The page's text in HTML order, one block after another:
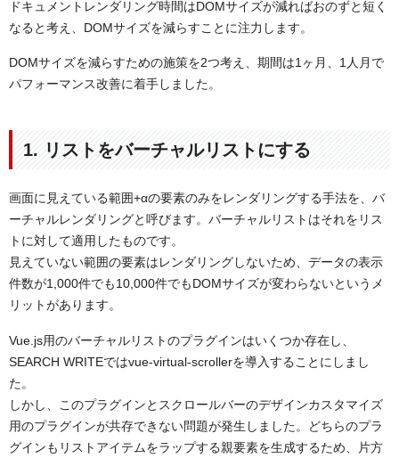
ドキュメントレンダリング時間はDOMサイズが減ればおのずと短く
なると考え、DOMサイズを減らすことに注力します。
DOMサイズを減らすための施策を2つ考え、期間は1ヶ月、1人月で
パフォーマンス改善に着手しました。
1. リストをバーチャルリストにする
画面に見えている範囲+αの要素のみをレンダリングする手法を、バ
ーチャルレンダリングと呼びます。バーチャルリストはそれをリス
トに対して適用したものです。
見えていない範囲の要素はレンダリングしないため、データの表示
件数が1,000件でも10,000件でもDOMサイズが変わらないというメ
リットがあります。
Vue.js用のバーチャルリストのプラグインはいくつか存在し、
SEARCH WRITEではvue-virtual-scrollerを導入することにしまし
た。
しかし、このプラグインとスクロールバーのデザインカスタマイズ
用のプラグインが共存できない問題が発生しました。どちらのプラ
グインもリストアイテムをラップする親要素を生成するため、片方